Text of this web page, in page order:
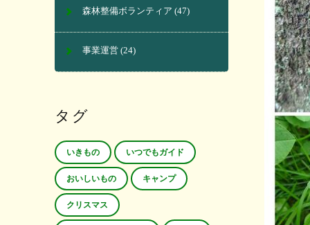
森林整備ボランティア (47)
事業運営 (24)
タグ
いきもの いつでもガイド
おいしいもの キャンプ
クリスマス